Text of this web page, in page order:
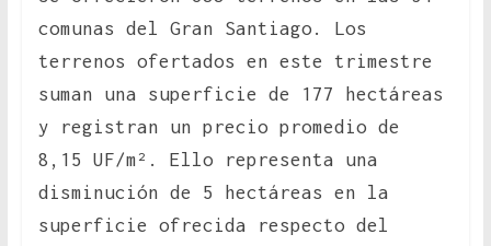
comunas del Gran Santiago. Los
terrenos ofertados en este trimestre
suman una superficie de 177 hectáreas
y registran un precio promedio de
8,15 UF/m². Ello representa una
disminución de 5 hectáreas en la
superficie ofrecida respecto del